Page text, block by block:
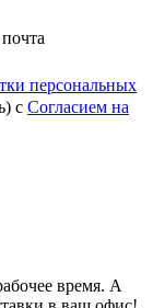
персональных
с Согласием на
время. А